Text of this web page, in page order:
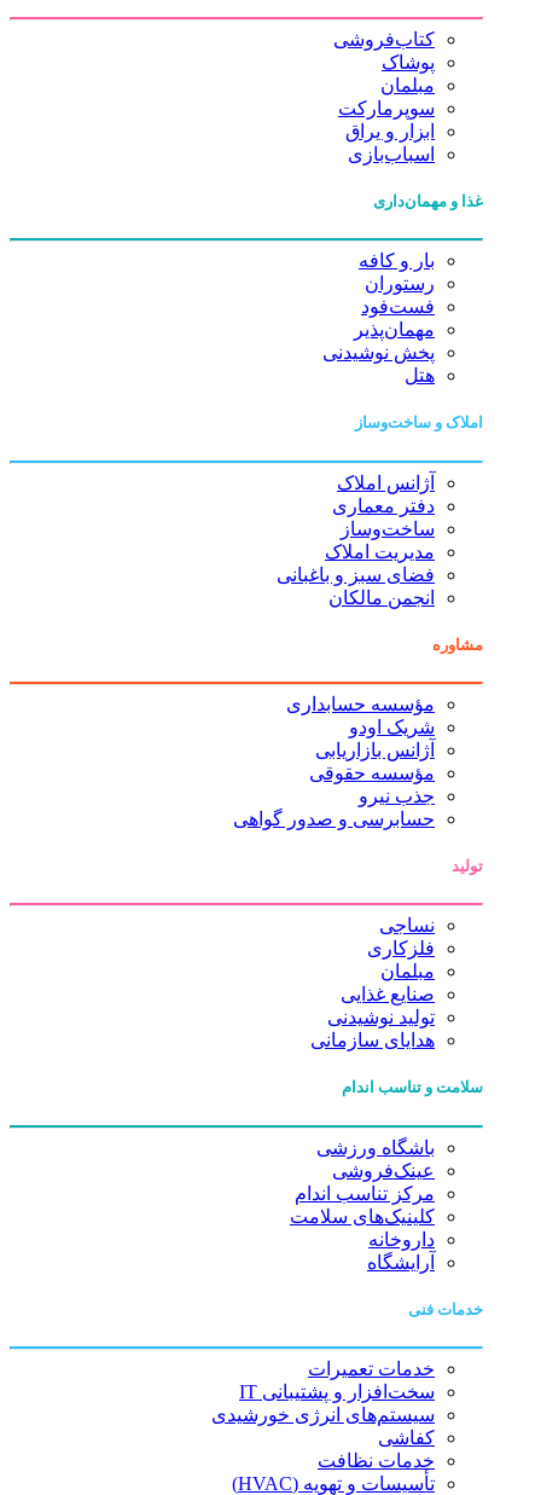
کتاب‌فروشی
پوشاک
مبلمان
سوپرمارکت
ابزار و یراق
اسباب‌بازی
غذا و مهمان‌داری
بار و کافه
رستوران
فست‌فود
مهمان‌پذیر
پخش نوشیدنی
هتل
املاک و ساخت‌وساز
آژانس املاک
دفتر معماری
ساخت‌وساز
مدیریت املاک
فضای سبز و باغبانی
انجمن مالکان
مشاوره
مؤسسه حسابداری
شریک اودو
آژانس بازاریابی
مؤسسه حقوقی
جذب نیرو
حسابرسی و صدور گواهی
تولید
نساجی
فلزکاری
مبلمان
صنایع غذایی
تولید نوشیدنی
هدایای سازمانی
سلامت و تناسب اندام
باشگاه ورزشی
عینک‌فروشی
مرکز تناسب اندام
کلینیک‌های سلامت
داروخانه
آرایشگاه
خدمات فنی
خدمات تعمیرات
سخت‌افزار و پشتیبانی IT
سیستم‌های انرژی خورشیدی
کفاشی
خدمات نظافت
تأسیسات و تهویه (HVAC)